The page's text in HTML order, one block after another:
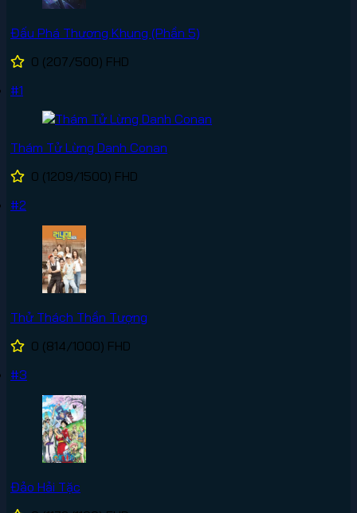
Đấu Phá Thương Khung (Phần 5)
0 (207/500) FHD
#1
Thám Tử Lừng Danh Conan
0 (1209/1500) FHD
#2
Thử Thách Thần Tượng
0 (814/1000) FHD
#3
Đảo Hải Tặc